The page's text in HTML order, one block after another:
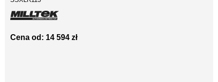
Cena od: 14 594 zł